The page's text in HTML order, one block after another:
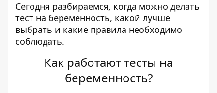
Сегодня разбираемся, когда можно делать
тест на беременность, какой лучше
выбрать и какие правила необходимо
соблюдать.
Как работают тесты на
беременность?